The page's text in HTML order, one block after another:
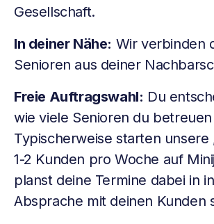
Gesellschaft.
In deiner Nähe: Wir verbinden
Senioren aus deiner
Freie Auftragswahl: Du
wie viele Senioren du
Typischerweise starten unsere
1-2 Kunden pro Woche auf
planst deine Termine dabei in
Absprache mit deinen Kunden